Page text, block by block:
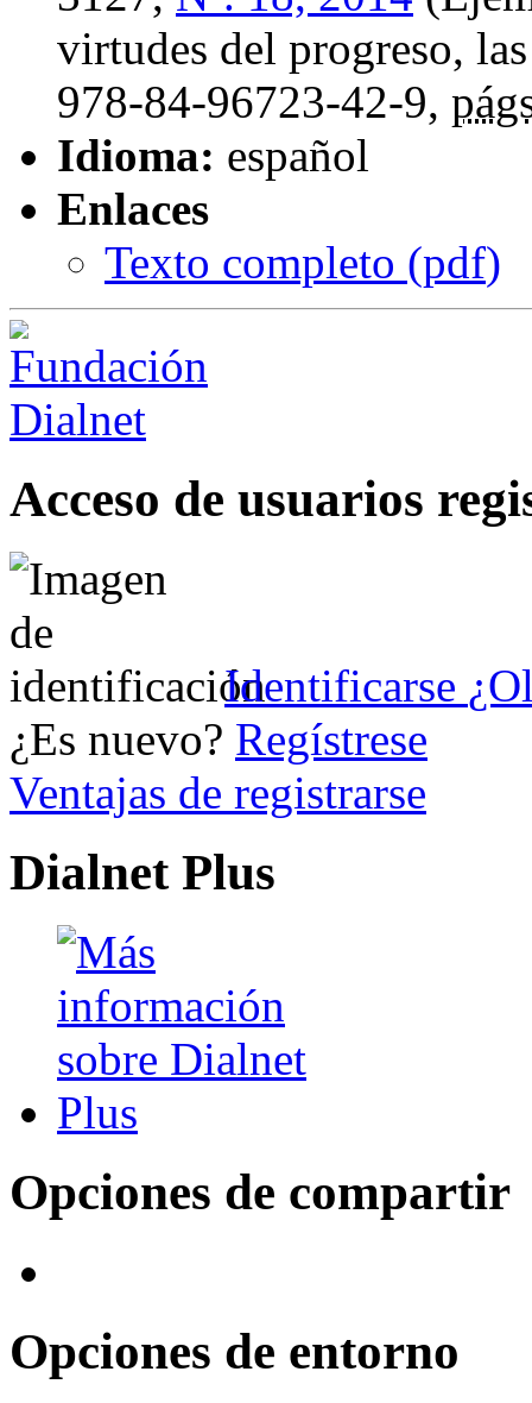
virtudes del progreso,
978-84-96723-42-9,
Idioma: español
Enlaces
Texto completo (pdf)
Acceso de usuarios
Identificarse
¿Es nuevo? Regístrese
Ventajas de registrarse
Dialnet Plus
Opciones de compartir
Opciones de entorno